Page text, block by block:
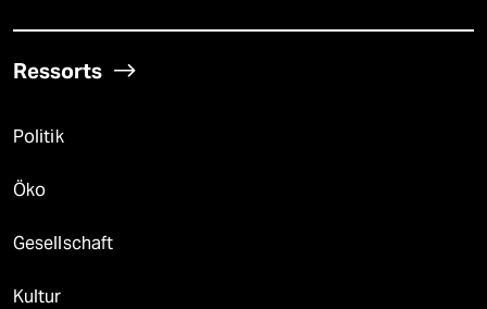
Ressorts
Politik
Öko
Gesellschaft
Kultur